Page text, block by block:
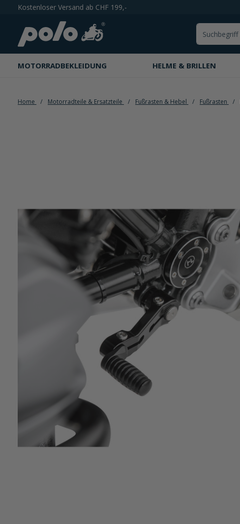
Zur Hauptnavigation springen
Kostenloser Versand ab CHF 199,-
MOTORRADBEKLEIDUNG HELME & BRILLEN
Home Motorradteile & Ersatzteile Fußrasten & Hebel Fußrasten